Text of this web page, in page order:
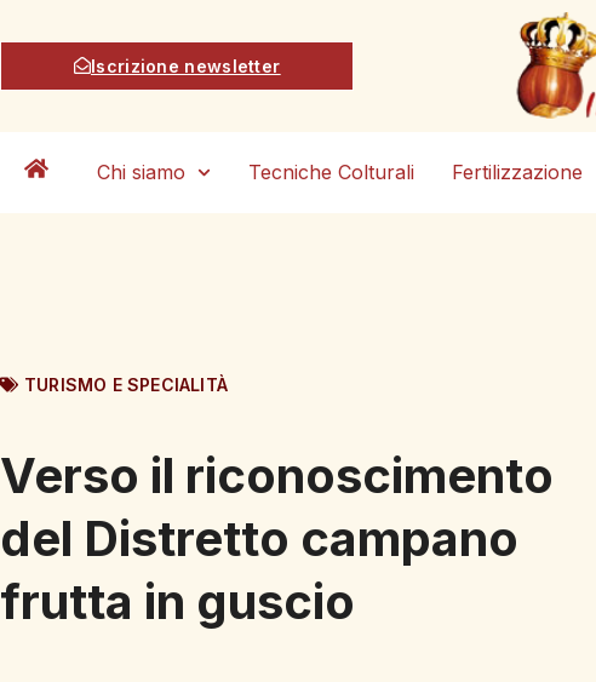
Iscrizione newsletter
Chi siamo Tecniche Colturali Fertilizzazione
TURISMO E SPECIALITÀ
Verso il riconoscimento
del Distretto campano
frutta in guscio